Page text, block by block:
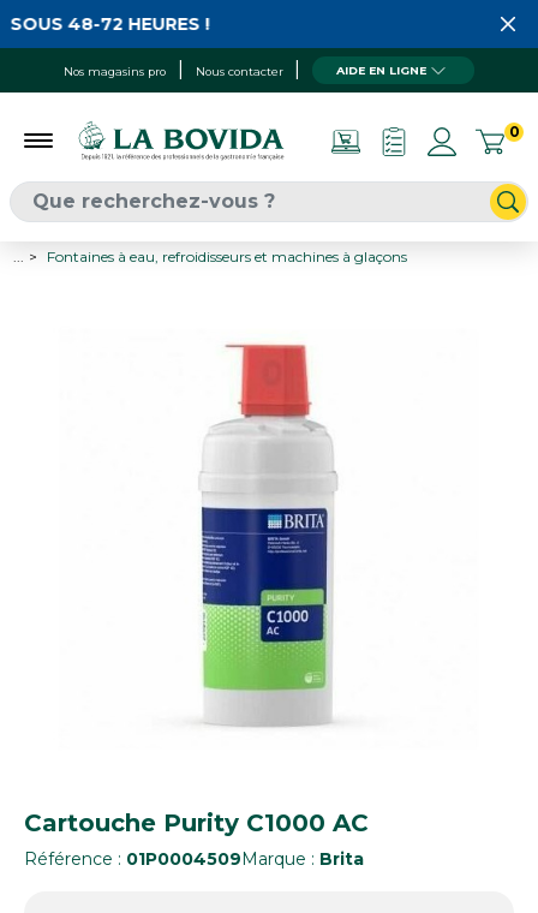
Nos magasins pro Nous contacter AIDE EN LIGNE
0
48-72 HEURES !
Fontaines à eau, refroidisseurs et machines à glaçons
Cartouche Purity C1000 AC
Référence : 01P0004509Marque : Brita